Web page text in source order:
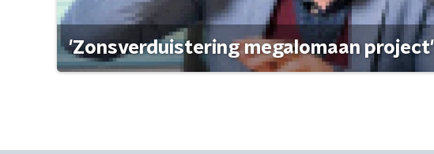
'Zonsverduistering megalomaan project'